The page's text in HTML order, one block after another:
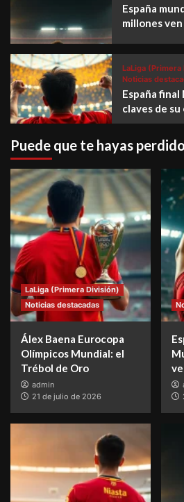
España
millones
LaLiga (Primera
Noticias
España
claves de
Puede que te hayas perdido
LaLiga (Primera División)
Noticias destacadas
Álex Baena Eurocopa
Olímpicos Mundial: el
Trébol de Oro
admin
21 de julio de 2026